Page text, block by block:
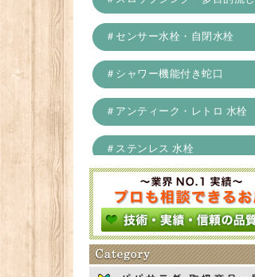
＃センサー水栓・自閉水栓
＃シャワー機能付き蛇口
＃アンティーク・レトロ 水栓
＃ステンレス 水栓
＃浄水器